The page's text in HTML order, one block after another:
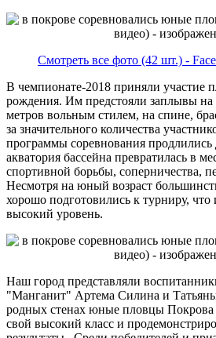
Смотреть все фото (42 шт.) -
В чемпионате-2018 приняли участие
рождения. Им предстояли заплывы
метров вольным стилем, на спине,
за значительного количества
программы соревнования продлились
акватория бассейна превратилась в
спортивной борьбы, соперничества,
Несмотря на юный возраст
хорошо подготовились к турниру, что
высокий уровень.
Наш город представляли
"Манганит" Артема Силина и
родных стенах юные пловцы Покрова
свой высокий класс и